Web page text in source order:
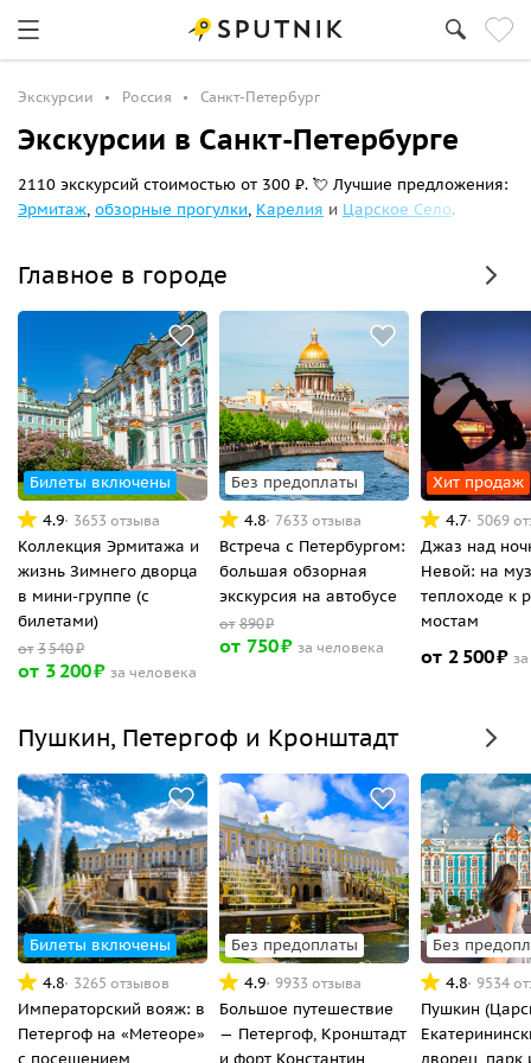
Экскурсии Россия Санкт-Петербург
Экскурсии в Санкт-Петербурге
2110 экскурсий стоимостью от 300 ₽. 💘 Лучшие предложения:
Эрмитаж, обзорные прогулки, Карелия и Царское Село.
Главное в городе
Билеты включены
4.9 3653 отзыва
Коллекция Эрмитажа и
жизнь Зимнего дворца
в мини-группе (с
билетами)
от 3540₽
от 3 200₽ за человека
Без предоплаты
4.8 7633 отзыва
Встреча с Петербургом:
большая обзорная
экскурсия на автобусе
от 890₽
от 750₽ за человека
Хит продаж
4.7 5069
Джаз над
Невой: на
теплоходе к
мостам
от 2 500₽
Пушкин, Петергоф и Кронштадт
Билеты включены
4.8 3265 отзывов
Императорский вояж: в
Петергоф на «Метеоре»
с посещением
Без предоплаты
4.9 9933 отзыва
Большое путешествие
— Петергоф, Кронштадт
и форт Константин
Без
4.8 9534
Пушкин
дворец, парк